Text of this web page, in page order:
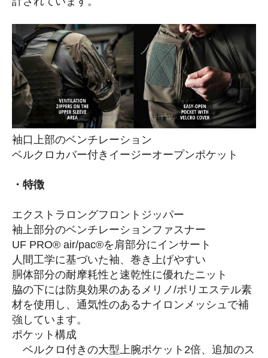
袖口上部のベンチレーション
ベルクロカバー付きイージーオープンポケット
・特徴
エクストラロングフロントジッパー
袖上部分のベンチレーションファスナー
UF PRO® air/pac®を肩部分にインサート
人間工学に基づいた袖、巻き上げやすい
胴体部分の耐摩耗性と速乾性に優れたニット
脇の下には防臭効果のあるメリノ/ポリエステル素
材を使用し、通気性のあるナイロンメッシュで補
強しています。
ポケット構成
ベルクロ付きの大型上腕ポケット2倍、追加のス